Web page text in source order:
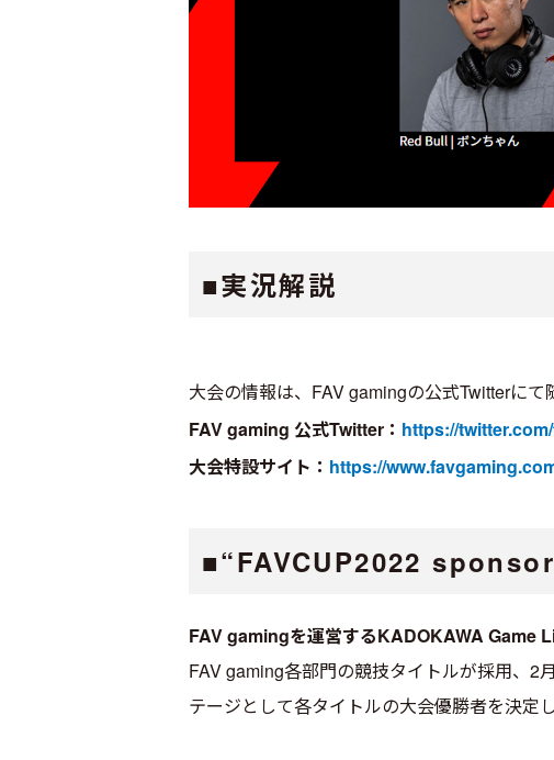
■実況解説
大会の情報は、FAV gamingの公式Twitterに
FAV gaming 公式Twitter： https://
大会特設サイト： https://
■“FAVCUP2022
FAV gamingを運営するKADOKAWA Game
FAV gaming各部門の競技タイトルが採用、2
テージとして各タイトルの大会優勝者を決定し